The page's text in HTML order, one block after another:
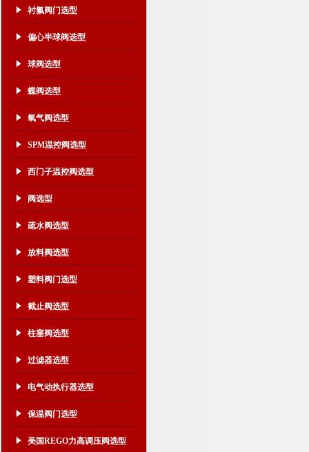
衬氟阀门选型
偏心半球阀选型
球阀选型
蝶阀选型
氧气阀选型
SPM温控阀选型
西门子温控阀选型
阀选型
疏水阀选型
放料阀选型
塑料阀门选型
截止阀选型
柱塞阀选型
过滤器选型
电气动执行器选型
保温阀门选型
美国REGO力高调压阀选型